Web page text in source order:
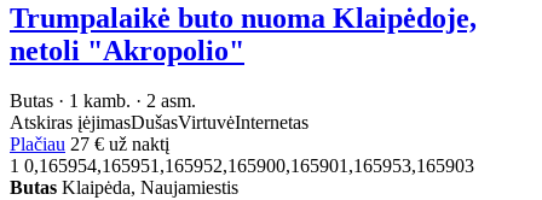
Trumpalaikė buto nuoma Klaipėdoje,
netoli "Akropolio"
Butas · 1 kamb. · 2 asm.
Atskiras įėjimasDušasVirtuvėInternetas
Plačiau 27 € už naktį
1 0,165954,165951,165952,165900,165901,165953,165903
Butas Klaipėda, Naujamiestis